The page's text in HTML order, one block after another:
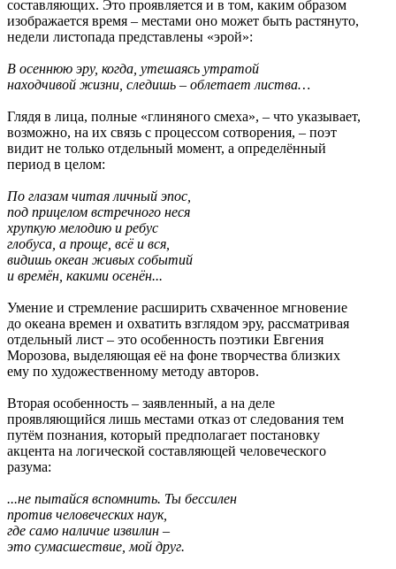
составляющих. Это проявляется и в том, каким образом
изображается время – местами оно может быть растянуто,
недели листопада представлены «эрой»:
В осеннюю эру, когда, утешаясь утратой
находчивой жизни, следишь – облетает листва…
Глядя в лица, полные «глиняного смеха», – что указывает,
возможно, на их связь с процессом сотворения, – поэт
видит не только отдельный момент, а определённый
период в целом:
По глазам читая личный эпос,
под прицелом встречного неся
хрупкую мелодию и ребус
глобуса, а проще, всё и вся,
видишь океан живых событий
и времён, какими осенён...
Умение и стремление расширить схваченное мгновение
до океана времен и охватить взглядом эру, рассматривая
отдельный лист – это особенность поэтики Евгения
Морозова, выделяющая её на фоне творчества близких
ему по художественному методу авторов.
Вторая особенность – заявленный, а на деле
проявляющийся лишь местами отказ от следования тем
путём познания, который предполагает постановку
акцента на логической составляющей человеческого
разума:
...не пытайся вспомнить. Ты бессилен
против человеческих наук,
где само наличие извилин –
это сумасшествие, мой друг.